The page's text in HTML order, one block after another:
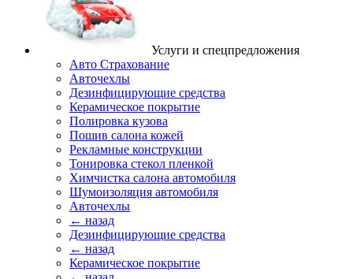
Услуги и спецпредложения
Авто Страхование
Авточехлы
Дезинфицирующие средства
Керамическое покрытие
Полировка кузова
Пошив салона кожей
Рекламные конструкции
Тонировка стекол пленкой
Химчистка салона автомобиля
Шумоизоляция автомобиля
Авточехлы
← назад
Дезинфицирующие средства
← назад
Керамическое покрытие